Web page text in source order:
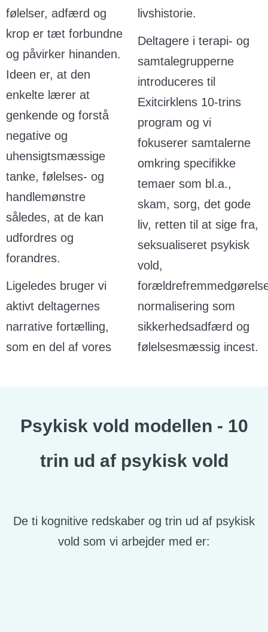
følelser, adfærd og
krop er tæt forbundne
og påvirker hinanden.
Ideen er, at den
enkelte lærer at
genkende og forstå
negative og
uhensigtsmæssige
tanke, følelses- og
handlemønstre
således, at de kan
udfordres og
forandres.
Ligeledes bruger vi
aktivt deltagernes
narrative fortælling,
som en del af vores
livshistorie.
Deltagere i terapi- og
samtalegrupperne
introduceres til
Exitcirklens 10-trins
program og vi
fokuserer samtalerne
omkring specifikke
temaer som bl.a.,
skam, sorg, det gode
liv, retten til at sige fra,
seksualiseret psykisk
vold,
normalisering som
sikkerhedsadfærd og
følelsesmæssig incest.
Psykisk vold modellen - 10
trin ud af psykisk vold
De ti kognitive redskaber og trin ud af psykisk
vold som vi arbejder med er: